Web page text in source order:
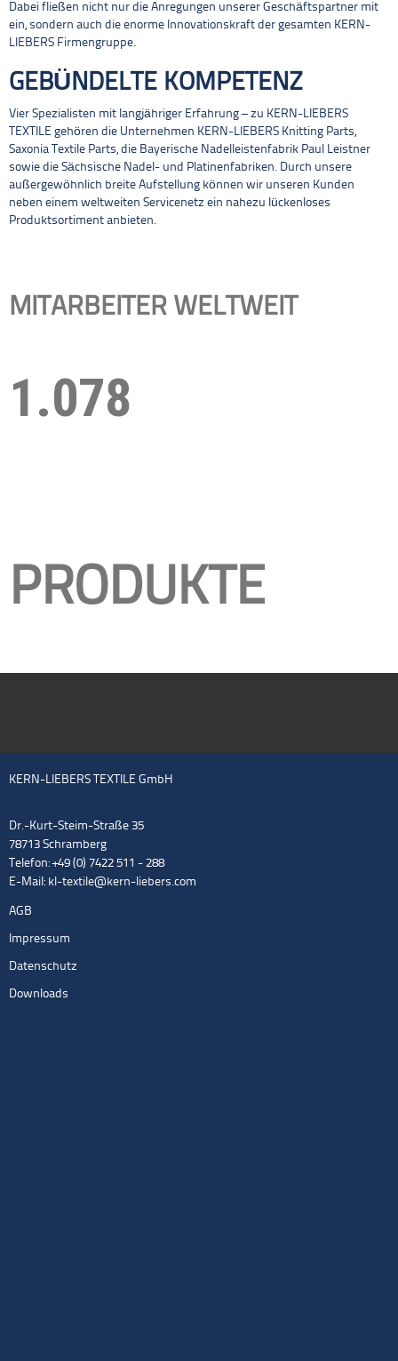
Dabei fließen nicht nur die Anregungen unserer Geschäftspartner mit
ein, sondern auch die enorme Innovationskraft der gesamten KERN-
LIEBERS Firmengruppe.
GEBÜNDELTE KOMPETENZ
Vier Spezialisten mit langjähriger Erfahrung – zu KERN-LIEBERS
TEXTILE gehören die Unternehmen KERN-LIEBERS Knitting Parts,
Saxonia Textile Parts, die Bayerische Nadelleistenfabrik Paul Leistner
sowie die Sächsische Nadel- und Platinenfabriken. Durch unsere
außergewöhnlich breite Aufstellung können wir unseren Kunden
neben einem weltweiten Servicenetz ein nahezu lückenloses
Produktsortiment anbieten.
MITARBEITER WELTWEIT
1.078
PRODUKTE
KERN-LIEBERS TEXTILE GmbH
Dr.-Kurt-Steim-Straße 35
78713 Schramberg
Telefon: +49 (0) 7422 511 - 288
E-Mail: kl-textile@kern-liebers.com
AGB
Impressum
Datenschutz
Downloads